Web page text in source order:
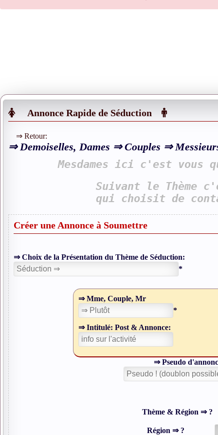
Annonce Rapide de Séduction
⇒ Retour:
⇒ Demoiselles, Dames ⇒ Couples ⇒
Mesdames ici c'est vous
Suivant le Thème
qui choisit de
Créer une Annonce à Soumettre
⇒ Choix de la Présentation du Thème de Séduction:
*
⇒ Mme, Couple, Mr
*
⇒ Intitulé: Post & Annonce:
⇒ Pseudo
Thème & Région ⇒ ?
Région ⇒ ?